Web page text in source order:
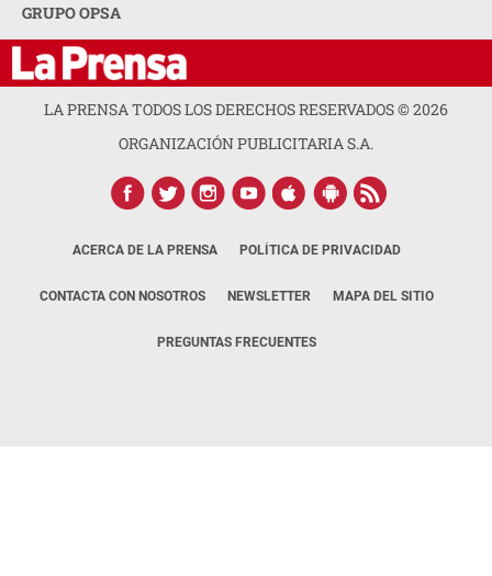
GRUPO OPSA
LA PRENSA TODOS LOS DERECHOS RESERVADOS ©2026
ORGANIZACIÓN PUBLICITARIA S.A.
ACERCA DE LA PRENSA POLÍTICA DE PRIVACIDAD
CONTACTA CON NOSOTROS NEWSLETTER MAPA DEL SITIO
PREGUNTAS FRECUENTES